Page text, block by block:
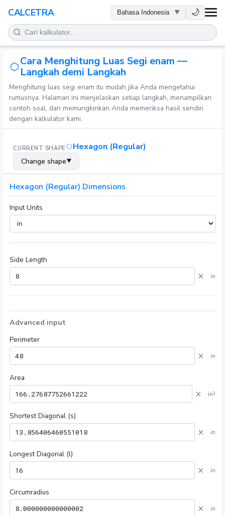
CALCETRA 🌙
MATEMATIKA
KONVERSI
SAINS
SEHARI-HARI
ALAT LAINNYA
Cara Menghitung Luas Segi enam —
Langkah demi Langkah
Menghitung luas segi enam itu mudah jika Anda mengetahui
rumusnya. Halaman ini menjelaskan setiap langkah, menampilkan
contoh soal, dan memungkinkan Anda memeriksa hasil sendiri
dengan kalkulator kami.
CURRENT SHAPE Hexagon (Regular)
Change shape▼
Hexagon (Regular) Dimensions
Input Units
Side Length
× in
Advanced input
Perimeter
× in
Area
× in²
Shortest Diagonal (s)
× in
Longest Diagonal (l)
× in
Circumradius
× in